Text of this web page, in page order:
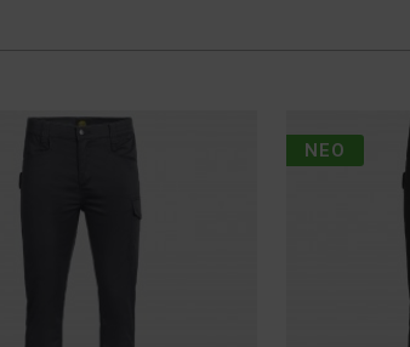
ΝΈΟ